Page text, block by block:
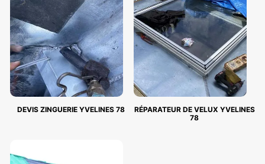
DEVIS ZINGUERIE YVELINES 78
RÉPARATEUR DE VELUX YVELINES
78